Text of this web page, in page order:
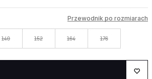
Przewodnik po rozmiarach
140 152 164 176